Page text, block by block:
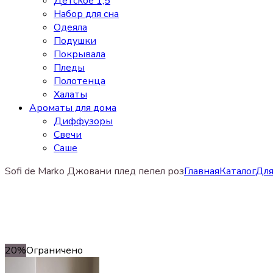
Набор для сна
Одеяла
Подушки
Покрывала
Пледы
Полотенца
Халаты
Ароматы для дома
Диффузоры
Свечи
Cаше
Sofi de Marko Джовани плед пепел розГлавнаяКаталог
20%Ограничено